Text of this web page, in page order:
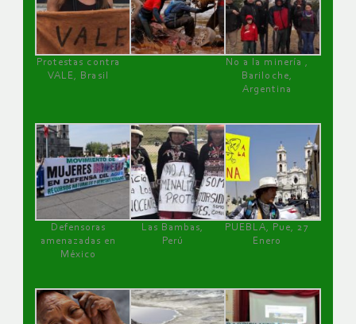
Protestas contra
VALE, Brasil
No a la minería ,
Bariloche,
Argentina
Defensoras
amenazadas en
México
Las Bambas,
Perú
PUEBLA, Pue, 27
Enero